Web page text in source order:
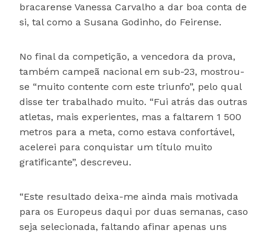
bracarense Vanessa Carvalho a dar boa conta de
si, tal como a Susana Godinho, do Feirense.
No final da competição, a vencedora da prova,
também campeã nacional em sub-23, mostrou-
se “muito contente com este triunfo”, pelo qual
disse ter trabalhado muito. “Fui atrás das outras
atletas, mais experientes, mas a faltarem 1 500
metros para a meta, como estava confortável,
acelerei para conquistar um título muito
gratificante”, descreveu.
“Este resultado deixa-me ainda mais motivada
para os Europeus daqui por duas semanas, caso
seja selecionada, faltando afinar apenas uns